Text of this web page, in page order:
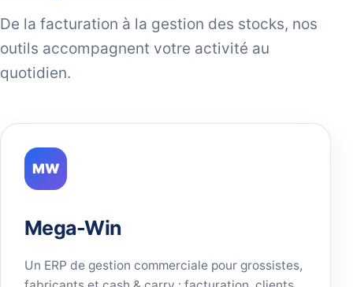
De la facturation à la gestion des stocks, nos
outils accompagnent votre activité au
quotidien.
MW
Mega-Win
Un ERP de gestion commerciale pour grossistes,